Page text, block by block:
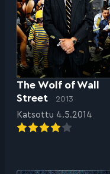
The Wolf of Wall
Street
2013
Katsottu 4.5.2014